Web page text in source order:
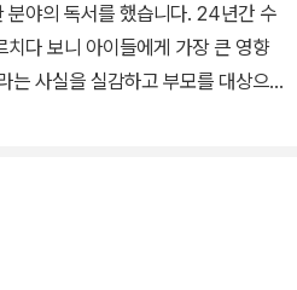
으며, 번역 책으로는 『이게 바로 수
고양이 수학 A,B』(서사원)가 있습니
분야의 독서를 했습니다. 24년간 수
다 보니 아이들에게 가장 큰 영향
는 사실을 실감하고 부모를 대상으
이션하고, 수학책 읽기 독립을 위해
없는 수학책》, 《코딱지탐정 숫자